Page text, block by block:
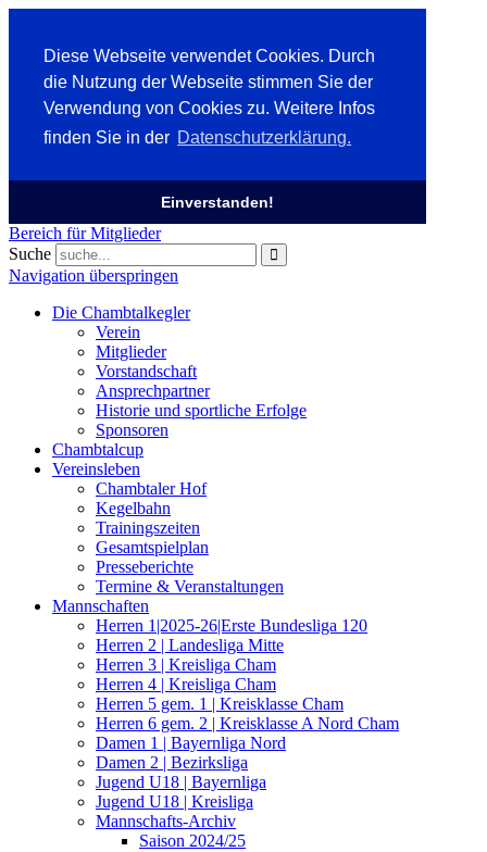
Diese Webseite verwendet Cookies. Durch
die Nutzung der Webseite stimmen Sie der
Verwendung von Cookies zu. Weitere Infos
finden Sie in der Datenschutzerklärung.
Einverstanden!
Bereich für Mitglieder
Suche
Navigation überspringen
Die Chambtalkegler
Verein
Mitglieder
Vorstandschaft
Ansprechpartner
Historie und sportliche Erfolge
Sponsoren
Chambtalcup
Vereinsleben
Chambtaler Hof
Kegelbahn
Trainingszeiten
Gesamtspielplan
Presseberichte
Termine & Veranstaltungen
Mannschaften
Herren 1|2025-26|Erste Bundesliga 120
Herren 2 | Landesliga Mitte
Herren 3 | Kreisliga Cham
Herren 4 | Kreisliga Cham
Herren 5 gem. 1 | Kreisklasse Cham
Herren 6 gem. 2 | Kreisklasse A Nord Cham
Damen 1 | Bayernliga Nord
Damen 2 | Bezirksliga
Jugend U18 | Bayernliga
Jugend U18 | Kreisliga
Mannschafts-Archiv
Saison 2024/25